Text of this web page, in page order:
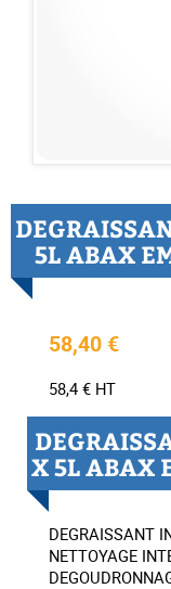
5L ABAX
58,40 €
58,4 € HT
X 5L ABAX
DEGRAISSANT
NETTOYAGE